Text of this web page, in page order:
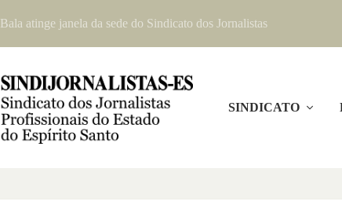
Bala atinge janela da sede do Sindicato dos Jornalistas
SINDICATO